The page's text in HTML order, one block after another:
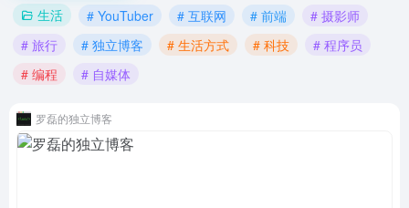
生活 # YouTuber # 互联网 # 前端
# 摄影师
# 旅行
# 独立博客 # 生活方式 # 科技
# 程序员
# 编程
# 自媒体
罗磊的独立博客